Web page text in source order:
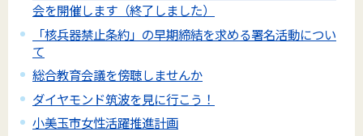
会を開催します（終了しました）
「核兵器禁止条約」の早期締結を求める署名活動につい
て
総合教育会議を傍聴しませんか
ダイヤモンド筑波を見に行こう！
小美玉市女性活躍推進計画